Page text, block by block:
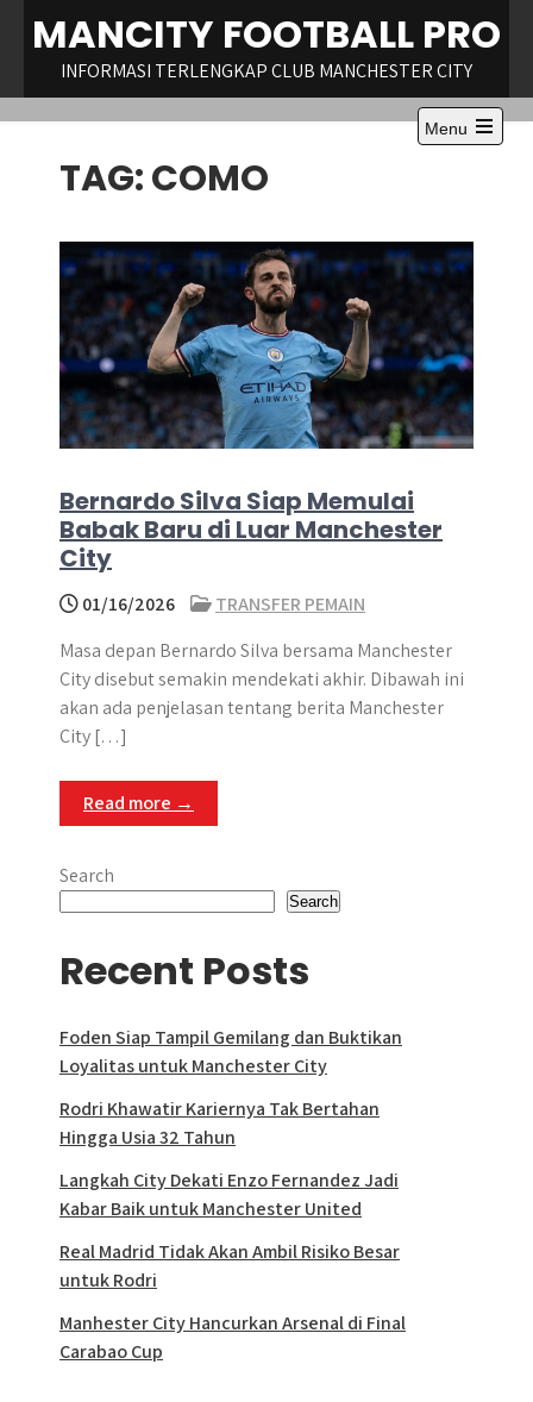
content
MANCITY FOOTBALL PRO
INFORMASI TERLENGKAP CLUB MANCHESTER CITY
Menu
Open
TAG:COMO
Bernardo Silva Siap Memulai
Babak Baru di Luar Manchester
City
01/16/2026
TRANSFER PEMAIN
Masa depan Bernardo Silva bersama Manchester
City disebut semakin mendekati akhir. Dibawah ini
akan ada penjelasan tentang berita Manchester
City […]
Read more →
Search
Search
Recent Posts
Foden Siap Tampil Gemilang dan Buktikan
Loyalitas untuk Manchester City
Rodri Khawatir Kariernya Tak Bertahan
Hingga Usia 32 Tahun
Langkah City Dekati Enzo Fernandez Jadi
Kabar Baik untuk Manchester United
Real Madrid Tidak Akan Ambil Risiko Besar
untuk Rodri
Manhester City Hancurkan Arsenal di Final
Carabao Cup